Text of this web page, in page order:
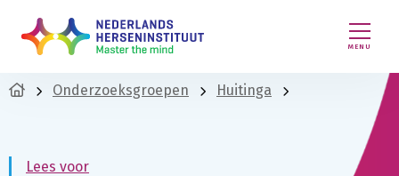
MENU
Onderzoeksgroepen Huitinga
Lees voor